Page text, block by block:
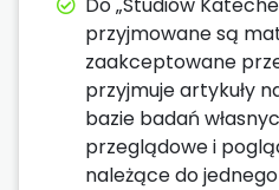
przyjmowane są
zaakceptowane
przyjmuje artykuły
bazie badań
przeglądowe i
należące do